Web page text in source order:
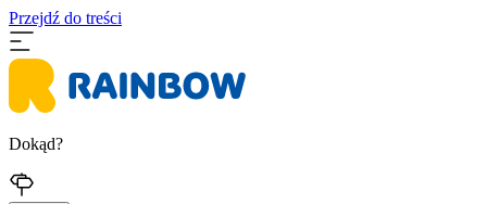
Przejdź do treści
Dokąd?